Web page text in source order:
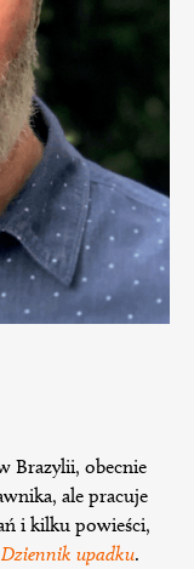
Brazylii, obecnie
ale pracuje
i kilku powieści,
Dziennik upadku.